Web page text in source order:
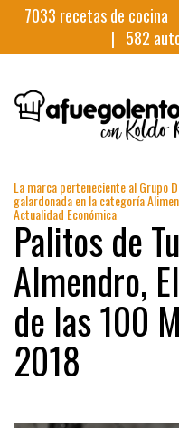
7033 recetas de cocina
| 582
La marca perteneciente al Grupo
galardonada en la categoría
Actualidad Económica
Palitos de
Almendro,
de las 100
2018